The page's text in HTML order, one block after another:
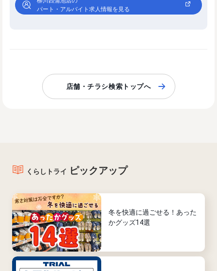
パート・アルバイト求人情報を見る
店舗・チラシ検索トップへ
くらしトライ ピックアップ
冬を快適に過ごせる！あった
かグッズ14選